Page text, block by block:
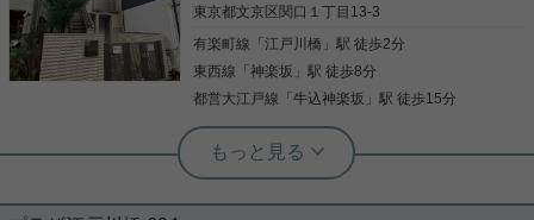
が得られます。化粧品や洗面道具といった小物もス
収納はシューズボックス・クロゼット・全居室収納
など豊富なので、衣類や履き物の整理がしやすく便
利です。より詳しい情報や内見のご予約は実用春日
ホーム小石川店までご連絡ください。新宿区を中心
に不動産情報を数多くご紹介しています。
写真(9)
東京都文京区関口１丁目13-3
有楽町線 「江戸川橋 」駅 徒歩2分
東西線 「神楽坂 」駅 徒歩8分
都営大江戸線 「牛込神楽坂 」駅 徒歩15分
実用春日ホーム 本店 スタッフ島倉
広々1DK☆旭化成施工☆